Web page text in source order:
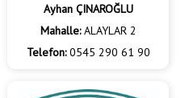
Ayhan ÇINAROĞLU
Mahalle:ALAYLAR 2
Telefon:0545 290 61 90